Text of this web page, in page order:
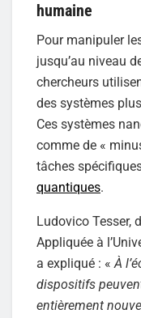
humaine
Pour manipuler
jusqu’au niveau
chercheurs
des systèmes
Ces systèmes
comme de «
tâches
quantiques.
Ludovico Tesser,
Appliquée à
a expliqué : «À
dispositifs
entièrement